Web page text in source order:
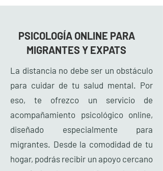
PSICOLOGÍA ONLINE PARA
MIGRANTES Y EXPATS
La distancia no debe ser un obstáculo
para cuidar de tu salud mental. Por
eso, te ofrezco un servicio de
acompañamiento psicológico online,
diseñado especialmente para
migrantes. Desde la comodidad de tu
hogar, podrás recibir un apoyo cercano